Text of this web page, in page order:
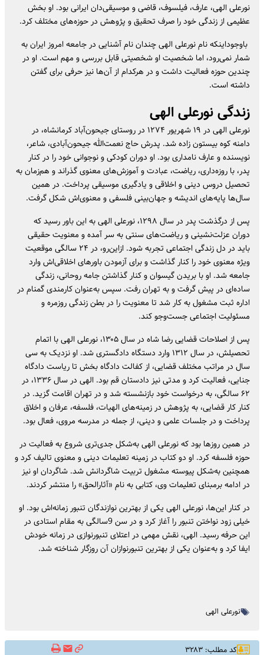
نورعلی الهی، عارف، فیلسوف، قاضی و موسیقی‌دان ایرانی بود. او بخش
عظیمی از زندگی خود را صرف تحقیق و پژوهش در حوزه‌های مختلف کرد.
باوجوداینکه نام نورعلی الهی چندان نام آشنایی در جامعه امروز ایران به
شمار نمی‌رود، اما شخصیت او شخصیتی قابل بررسی و مهم است. او در
چندین حوزه فعالیت داشت و در هرکدام از آن‌ها نیز حرفی برای گفتن
داشته است.
زندگی نورعلی الهی
نورعلی الهی در ۱۹ شهریور ۱۲۷۴ در روستای جیحون‌آباد کرمانشاه، در
دامنه کوه بیستون زاده شد. پدرش حاج نعمت‌الله جیحون‌آبادی، شاعر،
نویسنده و عارف نامداری بود. او دوران کودکی و نوجوانی خود را در کنار
پدر، با روزه‌داری، ریاضت، عبادت و آموزش‌های معنوی گذراند و هم‌زمان به
تحصیل دروس دینی و اخلاقی و یادگیری موسیقی پرداخت. در همین
سال‌ها پایه‌های اندیشه و جهان‌بینی فلسفی و معنوی‌اش شکل گرفت.
پس از درگذشت پدر در سال ۱۲۹۸، نورعلی الهی به این باور رسید که
دوران عزلت‌نشینی و ریاضت‌های سنتی به سر آمده و معنویت حقیقی
باید در دل زندگی اجتماعی تجربه شود. ازاین‌رو، در ۲۴ سالگی موقعیت
ویژه معنوی خود را کنار گذاشت و برای آزمودن باورهای اخلاقی‌اش وارد
جامعه شد. او با بریدن گیسوان و کنار گذاشتن جامه روحانی، زندگی
ساده‌ای در پیش گرفت و به تهران رفت. سپس به‌عنوان کارمندی گمنام در
اداره ثبت مشغول به کار شد تا معنویت را در بطن زندگی روزمره و
مسئولیت اجتماعی جست‌وجو کند.
پس از اصلاحات قضایی رضا شاه در سال ۱۳۰۵، نورعلی الهی با اتمام
تحصیلش، در سال ۱۳۱۲ وارد دستگاه دادگستری شد. او نزدیک به سی
سال در مراتب مختلف قضایی، از کفالت دادگاه بخش تا ریاست دادگاه
جنایی، فعالیت کرد و مدتی نیز دادستان قم بود. الهی در سال ۱۳۳۶، در
۶۲ سالگی، به درخواست خود بازنشسته شد و در تهران اقامت گزید. در
کنار کار قضایی، به پژوهش در زمینه‌های الهیات، فلسفه، عرفان و اخلاق
پرداخت و در جلسات علمی و دینی، از جمله در مدرسه مروی، فعال بود.
در همین روزها بود که نورعلی الهی به‌شکل جدی‌تری شروع به فعالیت در
حوزه فلسفه کرد. او دو کتاب در زمینه تعلیمات دینی و معنوی تالیف کرد و
همچنین به‌شکل پیوسته مشغول تربیت شاگردانش شد. شاگردان او نیز
در ادامه برمبنای تعلیمات وی، کتابی به نام «آثارالحق» را منتشر کردند.
در کنار این‌ها، نورعلی الهی یکی از بهترین نوازندگان تنبور زمانه‌اش بود. او
خیلی زود نواختن تنبور را آغاز کرد و در سن 9سالگی به مقام استادی در
این حرفه رسید. الهی، نقش مهمی در اعتلای تنبورنوازی در زمانه خودش
ایفا کرد و به‌عنوان یکی از بهترین تنبورنوازان آن روزگار شناخته شد.
نورعلی الهی
کد مطلب: ۳۲۸۳